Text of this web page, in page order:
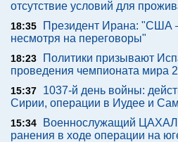
отсутствие условий для
18:35
Президент Ирана: "США
несмотря на переговоры"
18:23
Политики призывают
проведения чемпионата мира
15:37
1037-й день войны:
Сирии, операции в Иудее и
15:34
Военнослужащий
ранения в ходе операции на